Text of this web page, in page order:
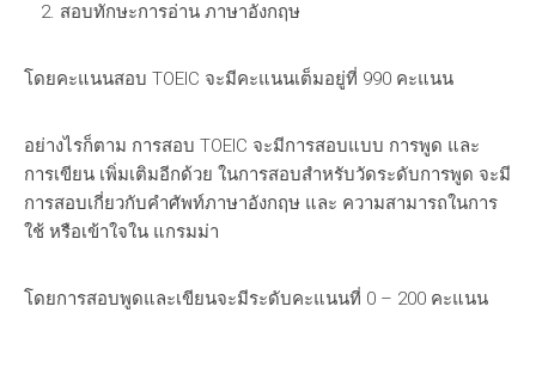
สอบทักษะการอ่าน ภาษาอังกฤษ
โดยคะแนนสอบ TOEIC จะมีคะแนนเต็มอยู่ที่ 990 คะแนน
อย่างไรก็ตาม การสอบ TOEIC จะมีการสอบแบบ การพูด และ
การเขียน เพิ่มเติมอีกด้วย ในการสอบสำหรับวัดระดับการพูด จะมี
การสอบเกี่ยวกับคำศัพท์ภาษาอังกฤษ และ ความสามารถในการ
ใช้ หรือเข้าใจใน แกรมม่า
โดยการสอบพูดและเขียนจะมีระดับคะแนนที่ 0 – 200 คะแนน